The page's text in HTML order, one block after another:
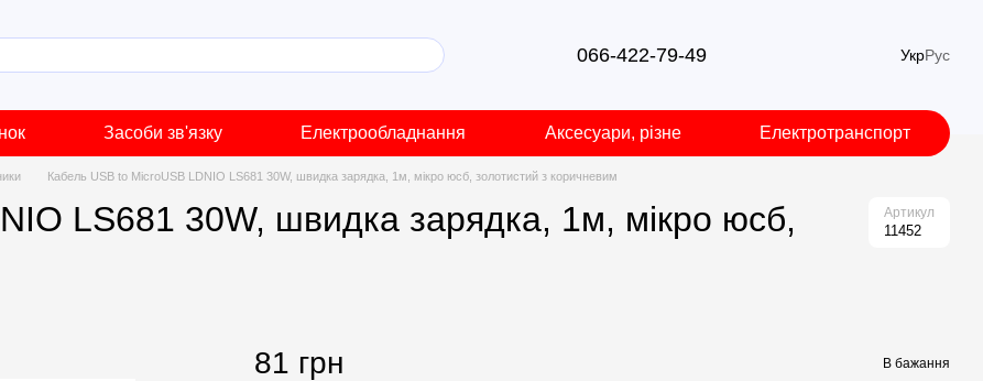
066-422-79-49 УкрРус
Засоби зв'язку Електрообладнання Аксесуари, різне Електротранспорт
Кабель USB to MicroUSB LDNIO LS681 30W, швидка зарядка, 1м, мікро юсб, золотистий з коричневим
LS681 30W, швидка зарядка, 1м, мікро юсб,
Артикул
11452
81 грн В бажання